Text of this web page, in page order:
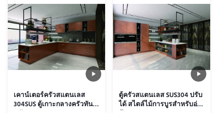
practical functionality. The
smooth, reflective ...
stone finish. Crafted for ...
เคาน์เตอร์ครัวสแตนเลส
304SUS ตู้เกาะกลางครัวทัน
ตู้ครัวสแตนเลส SUS304 ปรับ
ได้ สไตล์ไม้การบูรสำหรับอ่าง